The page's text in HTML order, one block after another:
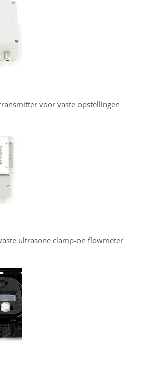
voor vaste opstellingen
ultrasone clamp-on flowmeter